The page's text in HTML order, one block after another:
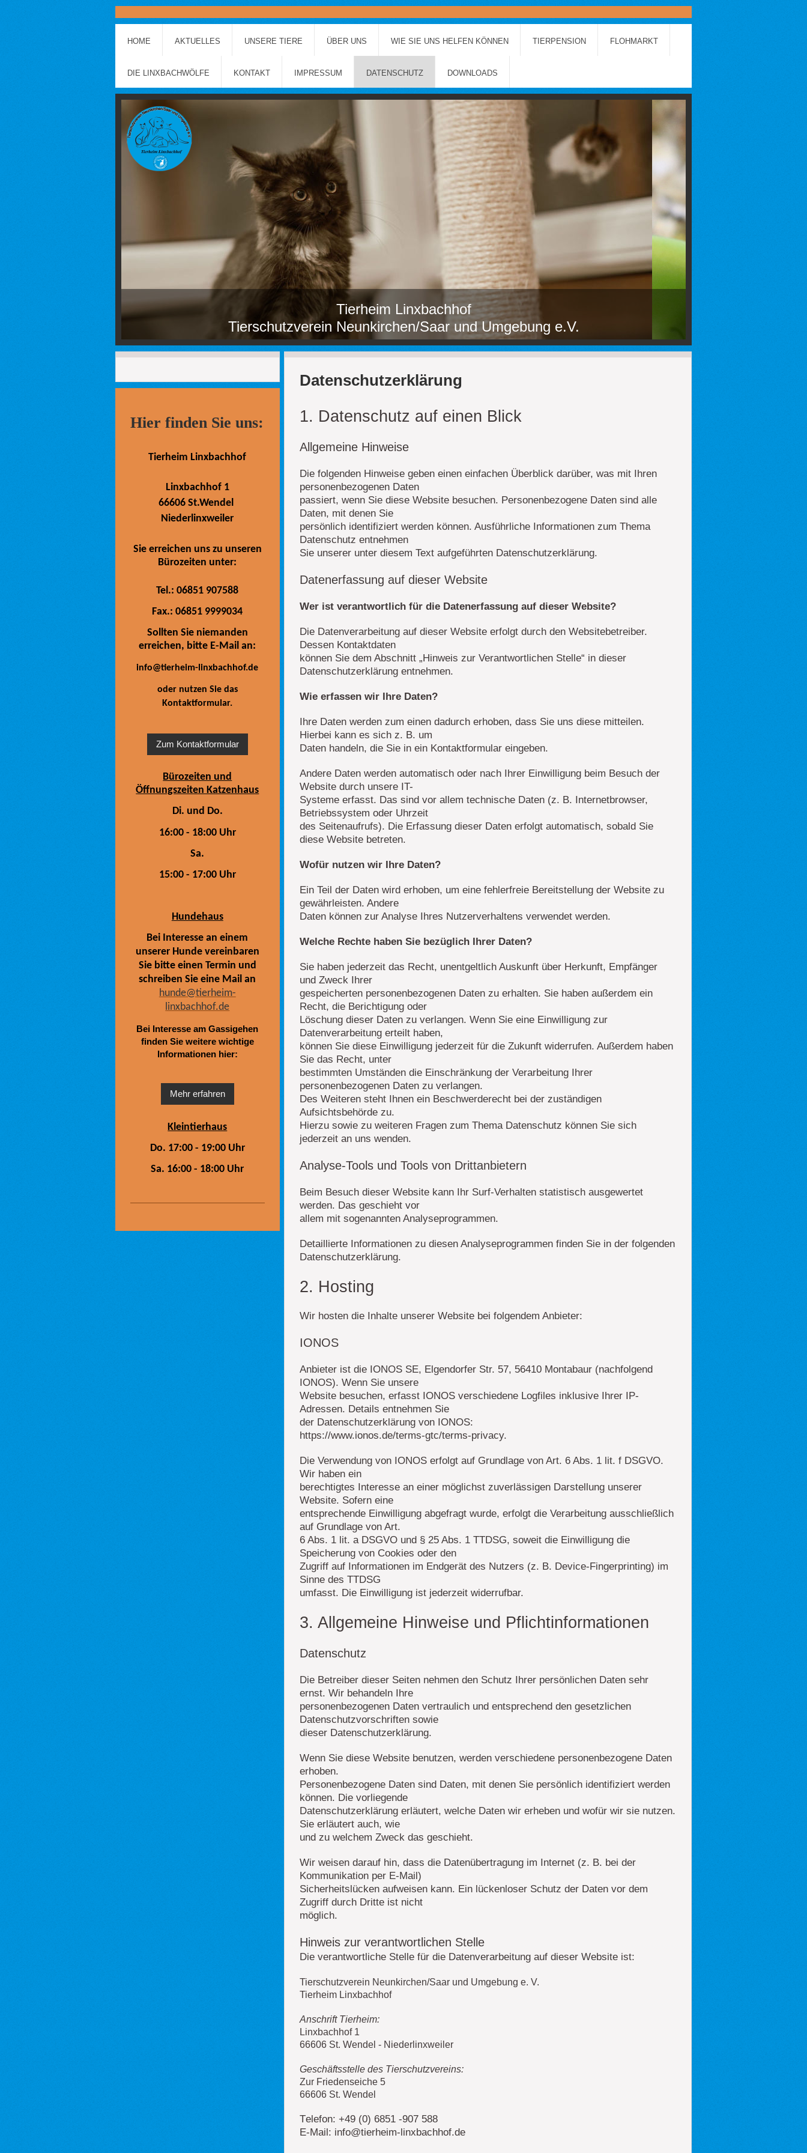
HOME AKTUELLES UNSERE TIERE ÜBER UNS WIE SIE UNS HELFEN KÖNNEN TIERPENSION FLOHMARKT
DIE LINXBACHWÖLFE KONTAKT IMPRESSUM DATENSCHUTZ DOWNLOADS
Tierheim Linxbachhof
Tierschutzverein Neunkirchen/Saar und Umgebung e.V.
Datenschutzerklärung
1. Datenschutz auf einen Blick
Allgemeine Hinweise
Die folgenden Hinweise geben einen einfachen Überblick darüber, was mit Ihren
personenbezogenen Daten
passiert, wenn Sie diese Website besuchen. Personenbezogene Daten sind alle
Daten, mit denen Sie
persönlich identifiziert werden können. Ausführliche Informationen zum Thema
Datenschutz entnehmen
Sie unserer unter diesem Text aufgeführten Datenschutzerklärung.
Datenerfassung auf dieser Website
Wer ist verantwortlich für die Datenerfassung auf dieser Website?
Die Datenverarbeitung auf dieser Website erfolgt durch den Websitebetreiber.
Dessen Kontaktdaten
können Sie dem Abschnitt „Hinweis zur Verantwortlichen Stelle“ in dieser
Datenschutzerklärung entnehmen.
Wie erfassen wir Ihre Daten?
Ihre Daten werden zum einen dadurch erhoben, dass Sie uns diese mitteilen.
Hierbei kann es sich z. B. um
Daten handeln, die Sie in ein Kontaktformular eingeben.
Andere Daten werden automatisch oder nach Ihrer Einwilligung beim Besuch der
Website durch unsere IT-
Systeme erfasst. Das sind vor allem technische Daten (z. B. Internetbrowser,
Betriebssystem oder Uhrzeit
des Seitenaufrufs). Die Erfassung dieser Daten erfolgt automatisch, sobald Sie
diese Website betreten.
Wofür nutzen wir Ihre Daten?
Ein Teil der Daten wird erhoben, um eine fehlerfreie Bereitstellung der Website zu
gewährleisten. Andere
Daten können zur Analyse Ihres Nutzerverhaltens verwendet werden.
Welche Rechte haben Sie bezüglich Ihrer Daten?
Sie haben jederzeit das Recht, unentgeltlich Auskunft über Herkunft, Empfänger
und Zweck Ihrer
gespeicherten personenbezogenen Daten zu erhalten. Sie haben außerdem ein
Recht, die Berichtigung oder
Löschung dieser Daten zu verlangen. Wenn Sie eine Einwilligung zur
Datenverarbeitung erteilt haben,
können Sie diese Einwilligung jederzeit für die Zukunft widerrufen. Außerdem haben
Sie das Recht, unter
bestimmten Umständen die Einschränkung der Verarbeitung Ihrer
personenbezogenen Daten zu verlangen.
Des Weiteren steht Ihnen ein Beschwerderecht bei der zuständigen
Aufsichtsbehörde zu.
Hierzu sowie zu weiteren Fragen zum Thema Datenschutz können Sie sich
jederzeit an uns wenden.
Analyse-Tools und Tools von Drittanbietern
Beim Besuch dieser Website kann Ihr Surf-Verhalten statistisch ausgewertet
werden. Das geschieht vor
allem mit sogenannten Analyseprogrammen.
Detaillierte Informationen zu diesen Analyseprogrammen finden Sie in der folgenden
Datenschutzerklärung.
2. Hosting
Wir hosten die Inhalte unserer Website bei folgendem Anbieter:
IONOS
Anbieter ist die IONOS SE, Elgendorfer Str. 57, 56410 Montabaur (nachfolgend
IONOS). Wenn Sie unsere
Website besuchen, erfasst IONOS verschiedene Logfiles inklusive Ihrer IP-
Adressen. Details entnehmen Sie
der Datenschutzerklärung von IONOS:
https://www.ionos.de/terms-gtc/terms-privacy.
Die Verwendung von IONOS erfolgt auf Grundlage von Art. 6 Abs. 1 lit. f DSGVO.
Wir haben ein
berechtigtes Interesse an einer möglichst zuverlässigen Darstellung unserer
Website. Sofern eine
entsprechende Einwilligung abgefragt wurde, erfolgt die Verarbeitung ausschließlich
auf Grundlage von Art.
6 Abs. 1 lit. a DSGVO und § 25 Abs. 1 TTDSG, soweit die Einwilligung die
Speicherung von Cookies oder den
Zugriff auf Informationen im Endgerät des Nutzers (z. B. Device-Fingerprinting) im
Sinne des TTDSG
umfasst. Die Einwilligung ist jederzeit widerrufbar.
3. Allgemeine Hinweise und Pflichtinformationen
Datenschutz
Die Betreiber dieser Seiten nehmen den Schutz Ihrer persönlichen Daten sehr
ernst. Wir behandeln Ihre
personenbezogenen Daten vertraulich und entsprechend den gesetzlichen
Datenschutzvorschriften sowie
dieser Datenschutzerklärung.
Wenn Sie diese Website benutzen, werden verschiedene personenbezogene Daten
erhoben.
Personenbezogene Daten sind Daten, mit denen Sie persönlich identifiziert werden
können. Die vorliegende
Datenschutzerklärung erläutert, welche Daten wir erheben und wofür wir sie nutzen.
Sie erläutert auch, wie
und zu welchem Zweck das geschieht.
Wir weisen darauf hin, dass die Datenübertragung im Internet (z. B. bei der
Kommunikation per E-Mail)
Sicherheitslücken aufweisen kann. Ein lückenloser Schutz der Daten vor dem
Zugriff durch Dritte ist nicht
möglich.
Hinweis zur verantwortlichen Stelle
Die verantwortliche Stelle für die Datenverarbeitung auf dieser Website ist:
Tierschutzverein Neunkirchen/Saar und Umgebung e. V.
Tierheim Linxbachhof
Anschrift Tierheim:
Linxbachhof 1
66606 St. Wendel - Niederlinxweiler
Geschäftsstelle des Tierschutzvereins:
Zur Friedenseiche 5
66606 St. Wendel
Telefon: +49 (0) 6851 -907 588
E-Mail: info@tierheim-linxbachhof.de
Hier finden Sie uns:
Tierheim Linxbachhof
Linxbachhof 1
66606 St.Wendel
Niederlinxweiler
Sie erreichen uns zu unseren
Bürozeiten unter:
Tel.: 06851 907588
Fax.: 06851 9999034
Sollten Sie niemanden
erreichen, bitte E-Mail an:
info@tierheim-linxbachhof.de
oder nutzen Sie das
Kontaktformular.
Zum Kontaktformular
Bürozeiten und
Öffnungszeiten Katzenhaus
Di. und Do.
16:00 - 18:00 Uhr
Sa.
15:00 - 17:00 Uhr
Hundehaus
Bei Interesse an einem
unserer Hunde vereinbaren
Sie bitte einen Termin und
schreiben Sie eine Mail an
hunde@tierheim-
linxbachhof.de
Bei Interesse am Gassigehen
finden Sie weitere wichtige
Informationen hier:
Mehr erfahren
Kleintierhaus
Do. 17:00 - 19:00 Uhr
Sa. 16:00 - 18:00 Uhr